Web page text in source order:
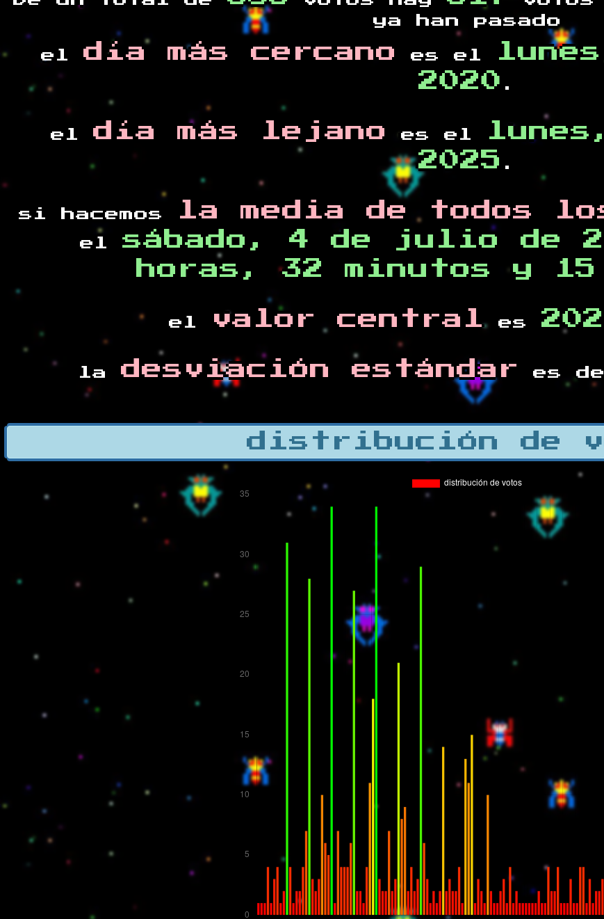
ya han pasado
el día más cercano es el
2020 .
el día más lejano es el
2025 .
si hacemos la media de todos
el sábado, 4 de julio de
horas, 32 minutos y 15
el valor centrales
la desviación estándar es
distribución de